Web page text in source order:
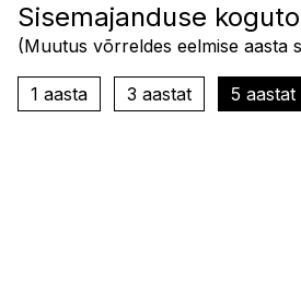
Sisemajanduse
(Muutus võrreldes eelmise aasta
1 aasta 3 aastat 5 aastat